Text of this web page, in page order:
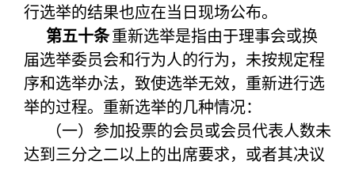
行选举的结果也应在当日现场公布。
第五十条重新选举是指由于理事会或换
届选举委员会和行为人的行为，未按规定程
序和选举办法，致使选举无效，重新进行选
举的过程。重新选举的几种情况：
（一）参加投票的会员或会员代表人数未
达到三分之二以上的出席要求，或者其决议